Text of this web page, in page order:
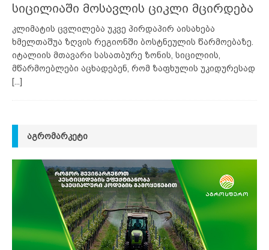
სიცილიაში მოსავლის ციკლი მცირდება
კლიმატის ცვლილება უკვე პირდაპირ აისახება
ხმელთაშუა ზღვის რეგიონში ბოსტნეულის წარმოებაზე.
იტალიის მთავარი სასათბურე ზონის, სიცილიის,
მწარმოებლები აცხადებენ, რომ ზაფხულის უკიდურესად
[...]
ᲐᲒᲠᲝᲛᲐᲠᲙᲔᲢᲘ